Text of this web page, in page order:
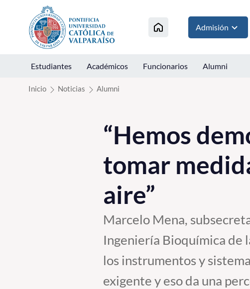
Click acá para ir directamente al contenido
Admisión
Estudiantes Académicos Funcionarios Alumni
Inicio Noticias Alumni
“Hemos
tomar
aire”
Marcelo Mena,
Ingeniería Bioquímica de
los instrumentos y
exigente y eso da una